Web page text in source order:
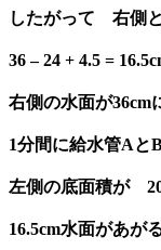
したがって 右側
36 – 24 + 4.5 =
右側の水面が36cm
1分間に給水管Aと
左側の底面積が
16.5cm水面があが